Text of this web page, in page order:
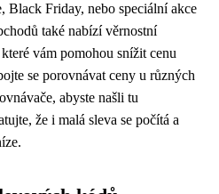
Black Friday, nebo speciální akce
také nabízí věrnostní
vám pomohou snížit cenu
se porovnávat ceny u různých
abyste našli tu
že i malá sleva se počítá a